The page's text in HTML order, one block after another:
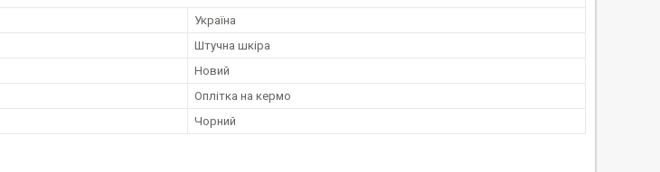
Україна
Штучна шкіра
Новий
Оплітка на кермо
Чорний